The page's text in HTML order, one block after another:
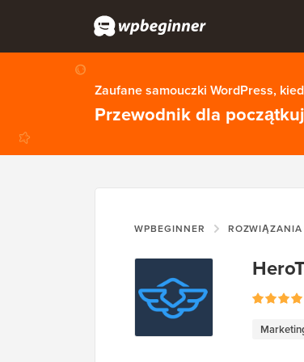
Zaufane samouczki WordPress,
Przewodnik dla
WPBEGINNER ROZWIĄZANIA